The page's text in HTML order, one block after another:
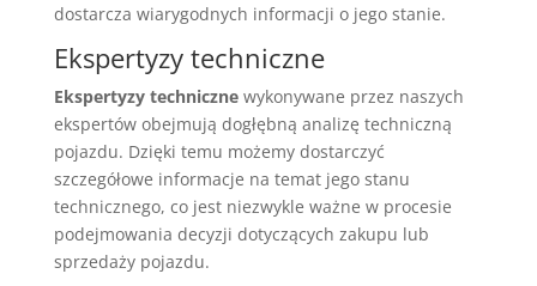
dostarcza wiarygodnych informacji o jego stanie.
Ekspertyzy techniczne
Ekspertyzy technicznewykonywane przez naszych
ekspertów obejmują dogłębną analizę techniczną
pojazdu. Dzięki temu możemy dostarczyć
szczegółowe informacje na temat jego stanu
technicznego, co jest niezwykle ważne w procesie
podejmowania decyzji dotyczących zakupu lub
sprzedaży pojazdu.